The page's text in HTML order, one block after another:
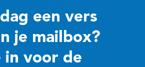
een vers
je mailbox?
in voor de